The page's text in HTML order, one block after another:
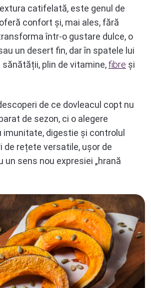
catifelată, este genul de
confort și, mai ales, fără
într-o gustare dulce, o
un desert fin, dar în spatele lui
plin de vitamine,fibre și
de ce dovleacul copt nu
de sezon, ci o alegere
imunitate, digestie și controlul
de rețete versatile, ușor de
un sens nou expresiei „hrană